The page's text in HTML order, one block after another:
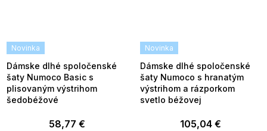
Novinka
Dámske dlhé spoločenské
šaty Numoco Basic s
plisovaným výstrihom
šedobéžové
58,77 €
Novinka
Dámske dlhé spoločenské
šaty Numoco s hranatým
výstrihom a rázporkom
svetlo béžovej
105,04 €